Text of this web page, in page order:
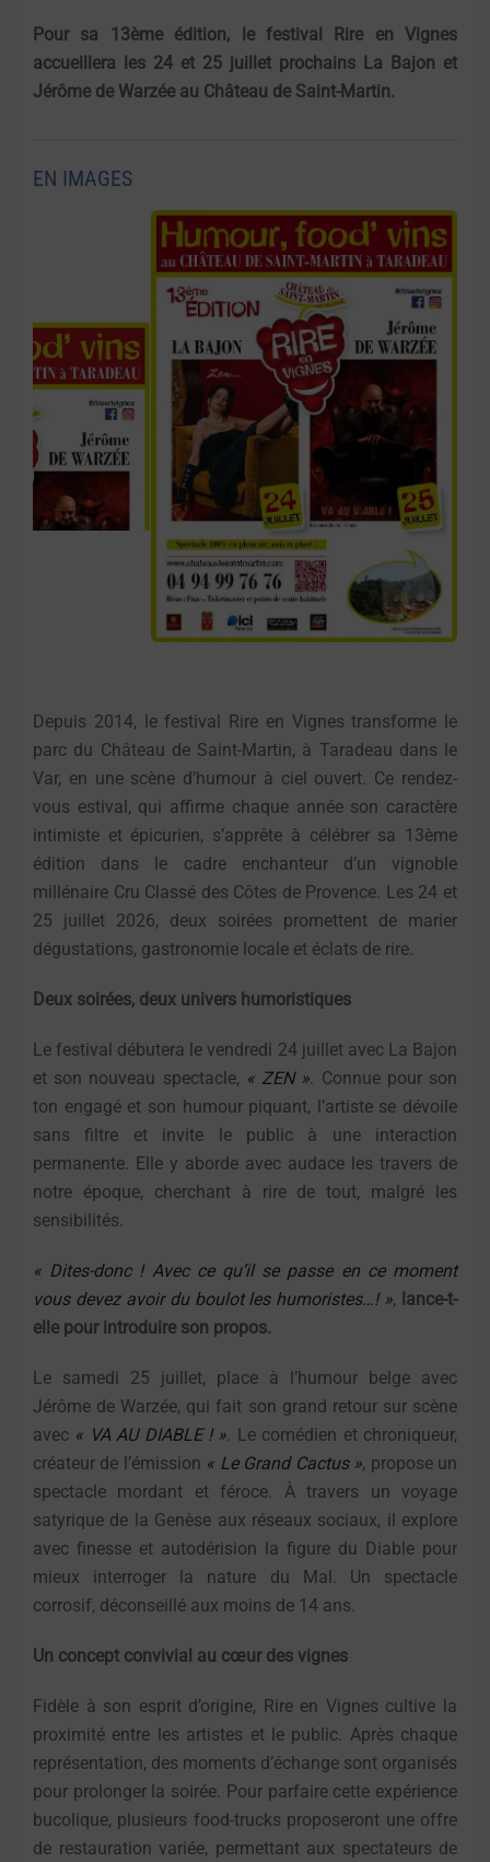
Pour sa 13ème édition, le festival Rire en Vignes
accueillera les 24 et 25 juillet prochains La Bajon et
Jérôme de Warzée au Château de Saint-Martin.
EN IMAGES
Depuis 2014, le festival Rire en Vignes transforme le
parc du Château de Saint-Martin, à Taradeau dans le
Var, en une scène d’humour à ciel ouvert. Ce rendez-
vous estival, qui affirme chaque année son caractère
intimiste et épicurien, s’apprête à célébrer sa 13ème
édition dans le cadre enchanteur d’un vignoble
millénaire Cru Classé des Côtes de Provence. Les 24 et
25 juillet 2026, deux soirées promettent de marier
dégustations, gastronomie locale et éclats de rire.
Deux soirées, deux univers humoristiques
Le festival débutera le vendredi 24 juillet avec La Bajon
et son nouveau spectacle, « ZEN ». Connue pour son
ton engagé et son humour piquant, l’artiste se dévoile
sans filtre et invite le public à une interaction
permanente. Elle y aborde avec audace les travers de
notre époque, cherchant à rire de tout, malgré les
sensibilités.
« Dites-donc ! Avec ce qu’il se passe en ce moment
vous devez avoir du boulot les humoristes…!», lance-t-
elle pour introduire son propos.
Le samedi 25 juillet, place à l’humour belge avec
Jérôme de Warzée, qui fait son grand retour sur scène
avec « VA AU DIABLE ! ». Le comédien et chroniqueur,
créateur de l’émission « Le Grand Cactus », propose un
spectacle mordant et féroce. À travers un voyage
satyrique de la Genèse aux réseaux sociaux, il explore
avec finesse et autodérision la figure du Diable pour
mieux interroger la nature du Mal. Un spectacle
corrosif, déconseillé aux moins de 14 ans.
Un concept convivial au cœur des vignes
Fidèle à son esprit d’origine, Rire en Vignes cultive la
proximité entre les artistes et le public. Après chaque
représentation, des moments d’échange sont organisés
pour prolonger la soirée. Pour parfaire cette expérience
bucolique, plusieurs food-trucks proposeront une offre
de restauration variée, permettant aux spectateurs de